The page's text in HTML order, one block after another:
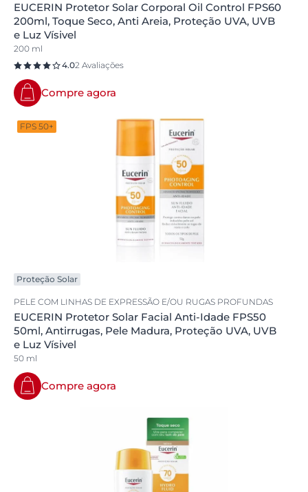
EUCERIN Protetor Solar Corporal Oil Control FPS60
200ml, Toque Seco, Anti Areia, Proteção UVA, UVB
e Luz Vísivel
200 ml
4.02 Avaliações
Compre agora
FPS 50+
Proteção Solar
PELE COM LINHAS DE EXPRESSÃO E/OU RUGAS PROFUNDAS
EUCERIN Protetor Solar Facial Anti-Idade FPS50
50ml, Antirrugas, Pele Madura, Proteção UVA, UVB
e Luz Vísivel
50 ml
Compre agora